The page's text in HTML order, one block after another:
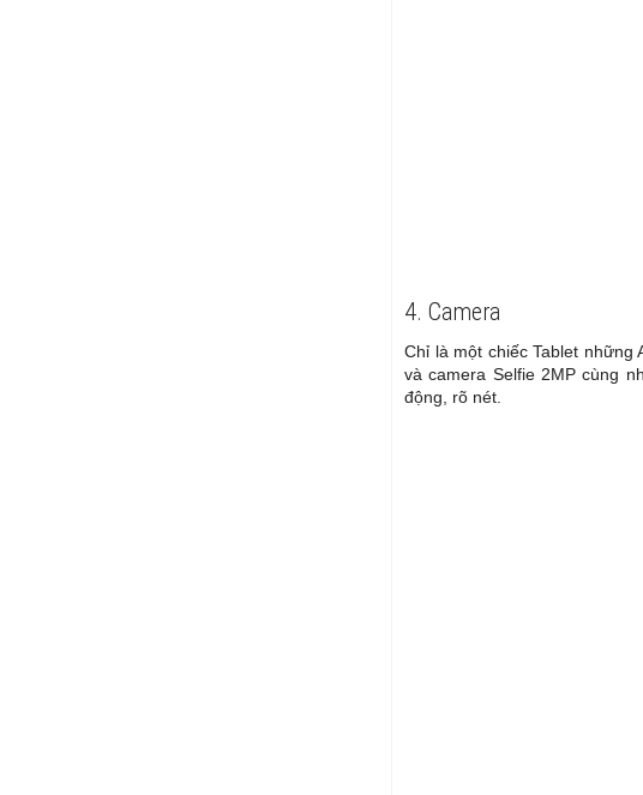
4. Camera
Chỉ là một chiếc Tablet
và camera Selfie 2MP cùng
động, rõ nét.